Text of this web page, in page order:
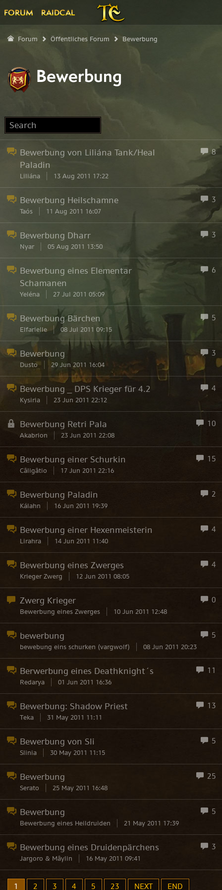
FORUM RAIDCAL
Forum Öffentliches Forum Bewerbung
Bewerbung
Bewerbung von Liliána Tank/Heal
Paladin
8
Liliána 13 Aug 2011 17:22
Bewerbung Heilschamne 3
Taós 11 Aug 2011 16:07
Bewerbung Dharr 3
Nyar 05 Aug 2011 13:50
Bewerbung eines Elementar
Schamanen
6
Yeléna 27 Jul 2011 05:09
Bewerbung Bärchen 5
Elfarielle 08 Jul 2011 09:15
Bewerbung 3
Dusto 29 Jun 2011 16:04
Bewerbung _ DPS Krieger für 4.2 4
Kysiria 23 Jun 2011 22:12
Bewerbung Retri Pala 10
Akabrion 23 Jun 2011 22:08
Bewerbung einer Schurkin 15
Câligâtio 17 Jun 2011 22:16
Bewerbung Paladin 2
Kálahn 16 Jun 2011 19:39
Bewerbung einer Hexenmeisterin 4
Lirahra 14 Jun 2011 11:40
Bewerbung eines Zwerges 4
Krieger Zwerg 12 Jun 2011 08:05
Zwerg Krieger 0
Bewerbung eines Zwerges 10 Jun 2011 12:48
bewerbung 5
bewebung eins schurken (vargwolf) 08 Jun 2011 20:23
Berwerbung eines Deathknight´s 11
Redarya 01 Jun 2011 16:36
Bewerbung: Shadow Priest 13
Teka 31 May 2011 11:11
Bewerbung von Sli 5
Slinia 30 May 2011 11:15
Bewerbung 25
Serato 25 May 2011 16:48
Bewerbung 5
Bewerbung eines Heildruiden 21 May 2011 17:39
Bewerbung eines Druidenpärchens 3
Jargoro & Mâylin 16 May 2011 09:41
1 2 3 4 5 23 NEXT END